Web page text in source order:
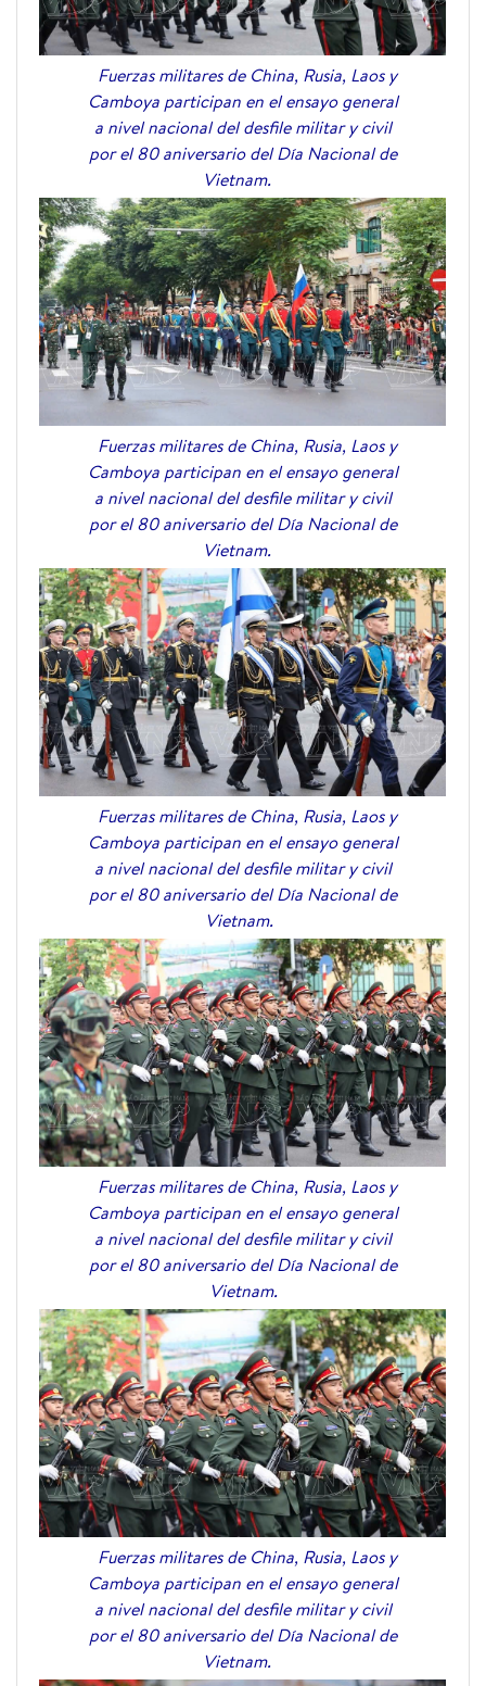
Fuerzas militares de China, Rusia, Laos y
Camboya participan en el ensayo general
a nivel nacional del desfile militar y civil
por el 80 aniversario del Día Nacional de
Vietnam.
Fuerzas militares de China, Rusia, Laos y
Camboya participan en el ensayo general
a nivel nacional del desfile militar y civil
por el 80 aniversario del Día Nacional de
Vietnam.
Fuerzas militares de China, Rusia, Laos y
Camboya participan en el ensayo general
a nivel nacional del desfile militar y civil
por el 80 aniversario del Día Nacional de
Vietnam.
Fuerzas militares de China, Rusia, Laos y
Camboya participan en el ensayo general
a nivel nacional del desfile militar y civil
por el 80 aniversario del Día Nacional de
Vietnam.
Fuerzas militares de China, Rusia, Laos y
Camboya participan en el ensayo general
a nivel nacional del desfile militar y civil
por el 80 aniversario del Día Nacional de
Vietnam.